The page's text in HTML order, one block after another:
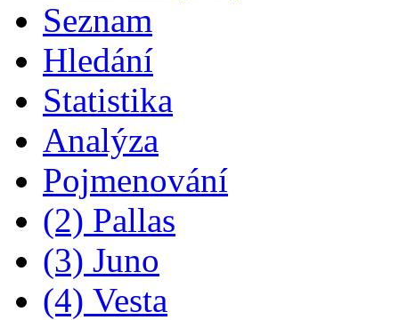
Seznam
Hledání
Statistika
Analýza
Pojmenování
(2) Pallas
(3) Juno
(4) Vesta